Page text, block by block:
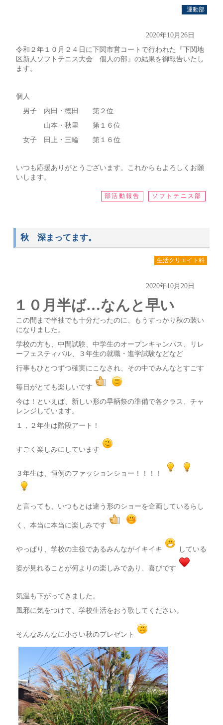
運動部
2020年10月26日
令和２年１０月２４日に下関市営コートで行われた『下関地
区新人ソフトテニス大会 個人の部』の結果を御報告いたし
ます。
個人
男子 内田・徳田 第２位
山本・秋里 第１６位
女子 田上・三輪 第１６位
いつも応援ありがとうございます。これからもよろしくお願
いします。
部活動報告 ソフトテニス部
秋 深まってます。
生活クリエイト科
2020年10月20日
１０月半ば…なんと早い
この間まで半袖でも十分だったのに、もうすっかり秋の装い
になりました。
学校の方も、中間試験、中学生のオープンキャンパス、リレ
ーフェスティバル、３年生の就職・進学試験などなど
行事もひとつずつ確実にこなされ、その中でみんなとすごす
毎日がとても楽しいです
今は！といえば、新しい形の早鞆祭の準備で各クラス、チャ
レンジしています。
１，２年生は階段アート！
すごく楽しみにしています
３年生は、恒例のファッションショー！！！！
と言っても、いつもとは違う形のショーを企画しているらし
く、本当に本当に楽しみです
やっぱり、学校の主役であるみんながイキイキ している
姿が見れることが何よりの楽しみであり、喜びです
気温も下がってきました。
風邪に気をつけて、学校生活をおう歌してください。
そんなみんなに小さい秋のプレゼント